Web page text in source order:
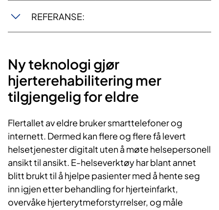
REFERANSE:
Ny teknologi gjør
hjerterehabilitering mer
tilgjengelig for eldre
Flertallet av eldre bruker smarttelefoner og
internett. Dermed kan flere og flere få levert
helsetjenester digitalt uten å møte helsepersonell
ansikt til ansikt. E-helseverktøy har blant annet
blitt brukt til å hjelpe pasienter med å hente seg
inn igjen etter behandling for hjerteinfarkt,
overvåke hjerterytmeforstyrrelser, og måle